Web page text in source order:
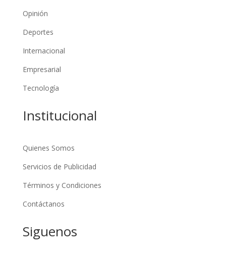
Opinión
Deportes
Internacional
Empresarial
Tecnología
Institucional
Quienes Somos
Servicios de Publicidad
Términos y Condiciones
Contáctanos
Siguenos